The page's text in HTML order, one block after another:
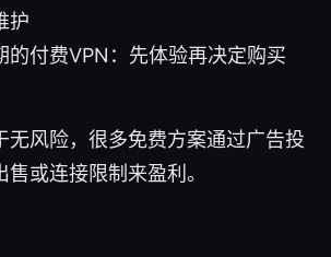
护
的付费VPN：先体验再决定购买
无风险，很多免费方案通过广告投
售或连接限制来盈利。